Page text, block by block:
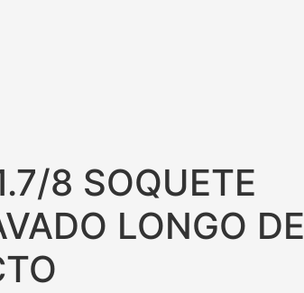
8 SOQUETE
LONGO DE